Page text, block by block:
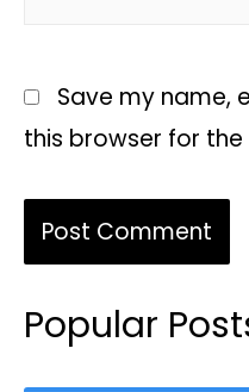
Save my name,
this browser for
Popular